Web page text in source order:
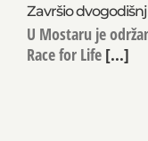
Završio
U Mostaru je
Race for Life [...]